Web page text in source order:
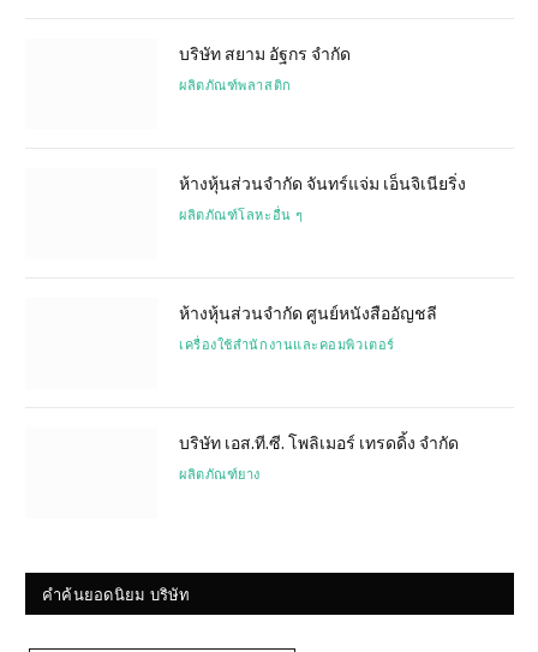
บริษัท สยาม อัฐกร จำกัด
ผลิตภัณฑ์พลาสติก
ห้างหุ้นส่วนจำกัด จันทร์แจ่ม เอ็นจิเนียริ่ง
ผลิตภัณฑ์โลหะอื่น ๆ
ห้างหุ้นส่วนจำกัด ศูนย์หนังสืออัญชลี
เครื่องใช้สำนักงานและคอมพิวเตอร์
บริษัท เอส.ที.ซี. โพลิเมอร์ เทรดดิ้ง จำกัด
ผลิตภัณฑ์ยาง
คำค้นยอดนิยม บริษัท